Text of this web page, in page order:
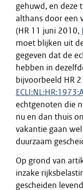
gehuwd, en deze
althans door een
(HR 11 juni 2010,
moet blijken uit
gegeven dat de
hebben in
bijvoorbeeld HR
echtgenoten die
nu en dan thuis
vakantie gaan
duurzaam
Op grond van
inzake
gescheiden